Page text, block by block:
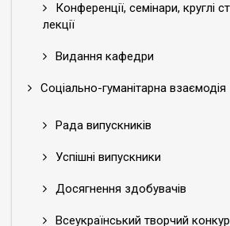
Конференції, семінари, круглі
лекції
Видання кафедри
Соціально-гуманітарна взаємодія
Рада випускників
Успішні випускники
Досягнення здобувачів
Всеукраїнський творчий